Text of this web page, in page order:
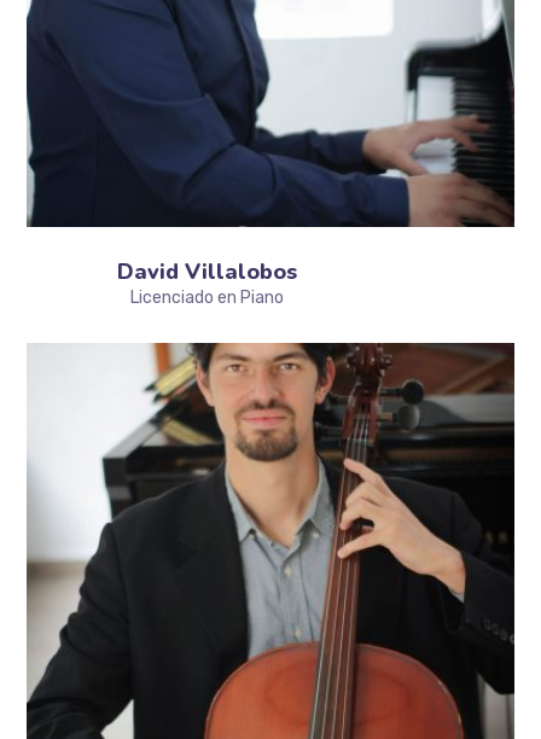
David Villalobos
Licenciado en Piano